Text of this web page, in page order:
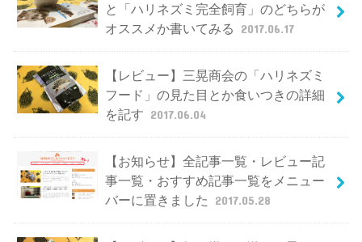
と「ハリネズミ完全飼育」のどちらが
オススメか書いてみる
2017.06.17
【レビュー】三晃商会の「ハリネズミ
フード」の見た目とか食いつきの詳細
を記す 2017.06.04
【お知らせ】全記事一覧・レビュー記
事一覧・おすすめ記事一覧をメニュー
バーに置きました
2017.05.28